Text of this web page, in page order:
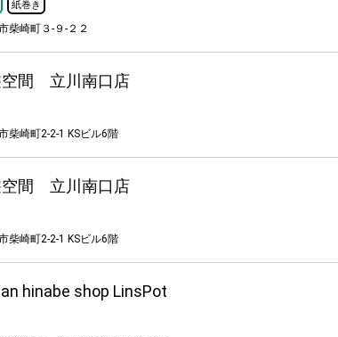
紙巻き
柴崎町３-９-２２
空間 立川南口店
柴崎町2-2-1 KSビル6階
空間 立川南口店
柴崎町2-2-1 KSビル6階
hinabe shop LinsPot